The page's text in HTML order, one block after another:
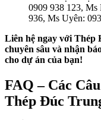
0909 938 123, Ms
936, Ms Uyên:
Liên hệ ngay với Thép
chuyên sâu và nhận
cho dự án của bạn!
FAQ – Các
Thép Đúc